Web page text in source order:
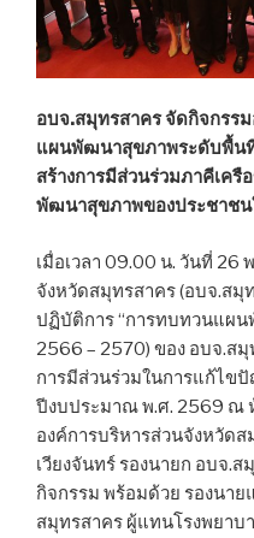
อบจ.สมุทรสาคร จัดกิจกรร
แผนพัฒนาสุขภาพระดับพื้น
สร้างการมีส่วนร่วมภาคีเค
พัฒนาสุขภาพของประชาช
เมื่อเวลา 09.00 น. วันที่ 26
จังหวัดสมุทรสาคร (อบจ.สมุ
ปฏิบัติการ “การทบทวนแผ
2566 – 2570) ของ อบจ.สมุ
การมีส่วนร่วมในการแก้ไข
ปีงบประมาณ พ.ศ. 2569 ณ
องค์การบริหารส่วนจังหวัด
เวียงจันทร์ รองนายก อบจ.
กิจกรรม พร้อมด้วย รองนา
สมุทรสาคร ผู้แทนโรงพยาบ